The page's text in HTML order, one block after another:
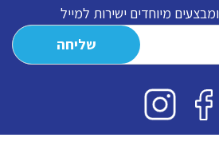
מיוחדים ישירות למייל